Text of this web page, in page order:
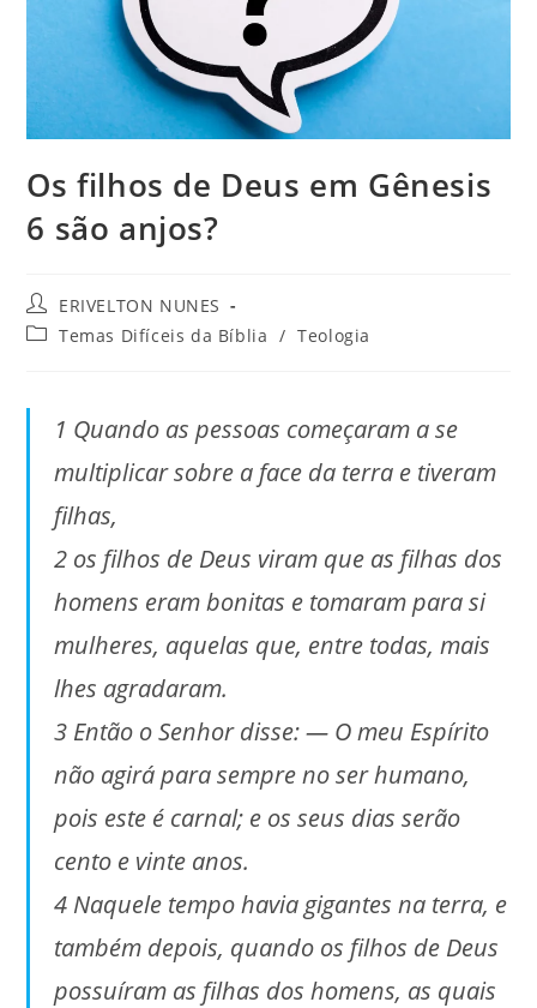
Os filhos de Deus em Gênesis
6 são anjos?
ERIVELTON NUNES
Temas Difíceis da Bíblia / Teologia
1 Quando as pessoas começaram a se
multiplicar sobre a face da terra e tiveram
filhas,
2 os filhos de Deus viram que as filhas dos
homens eram bonitas e tomaram para si
mulheres, aquelas que, entre todas, mais
lhes agradaram.
3 Então o Senhor disse: — O meu Espírito
não agirá para sempre no ser humano,
pois este é carnal; e os seus dias serão
cento e vinte anos.
4 Naquele tempo havia gigantes na terra, e
também depois, quando os filhos de Deus
possuíram as filhas dos homens, as quais